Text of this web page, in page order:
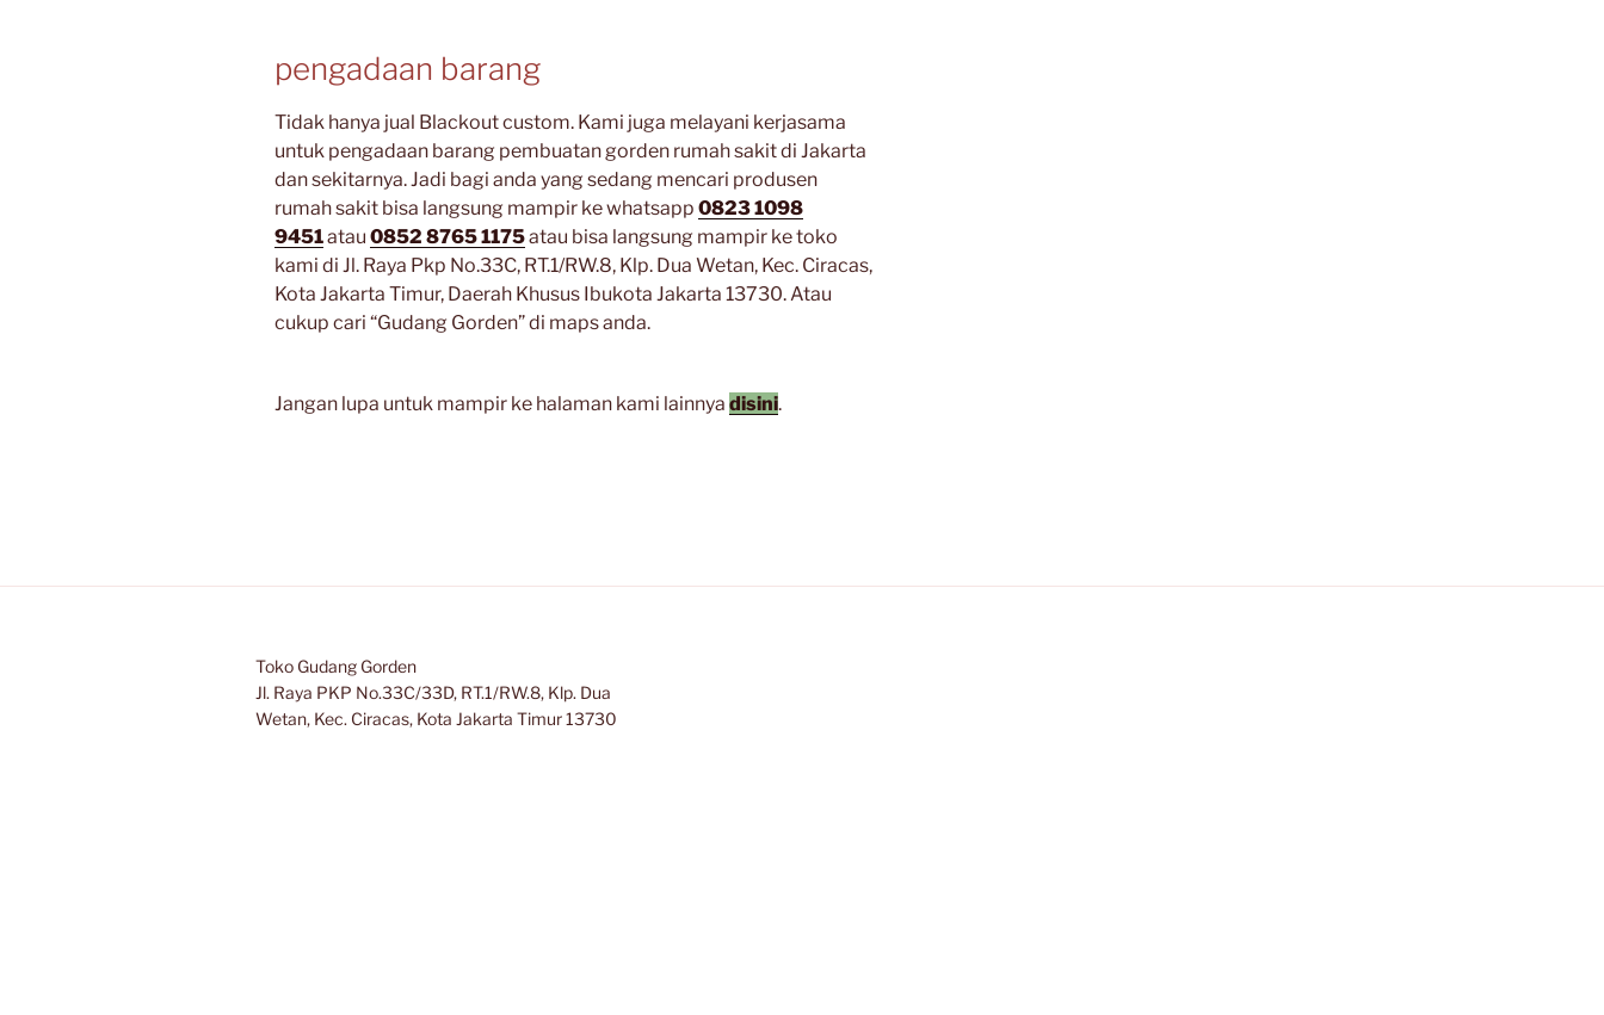
pengadaan barang
Tidak hanya jual Blackout custom. Kami juga melayani kerjasama
untuk pengadaan barang pembuatan gorden rumah sakit di Jakarta
dan sekitarnya. Jadi bagi anda yang sedang mencari produsen
rumah sakit bisa langsung mampir ke whatsapp 0823 1098
9451atau 0852 8765 1175atau bisa langsung mampir ke toko
kami di Jl. Raya Pkp No.33C, RT.1/RW.8, Klp. Dua Wetan, Kec. Ciracas,
Kota Jakarta Timur, Daerah Khusus Ibukota Jakarta 13730. Atau
cukup cari “Gudang Gorden” di maps anda.
Jangan lupa untuk mampir ke halaman kami lainnya disini.
Toko Gudang Gorden
Jl. Raya PKP No.33C/33D, RT.1/RW.8, Klp. Dua
Wetan, Kec. Ciracas, Kota Jakarta Timur 13730